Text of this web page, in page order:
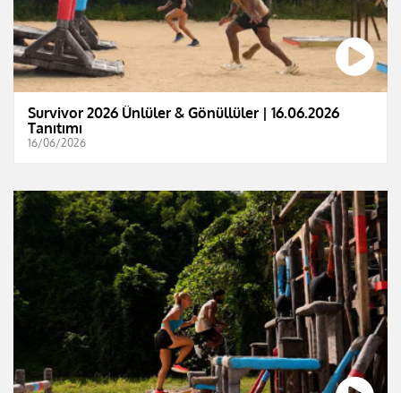
Survivor 2026 Ünlüler & Gönüllüler | 16.06.2026
Tanıtımı
16/06/2026